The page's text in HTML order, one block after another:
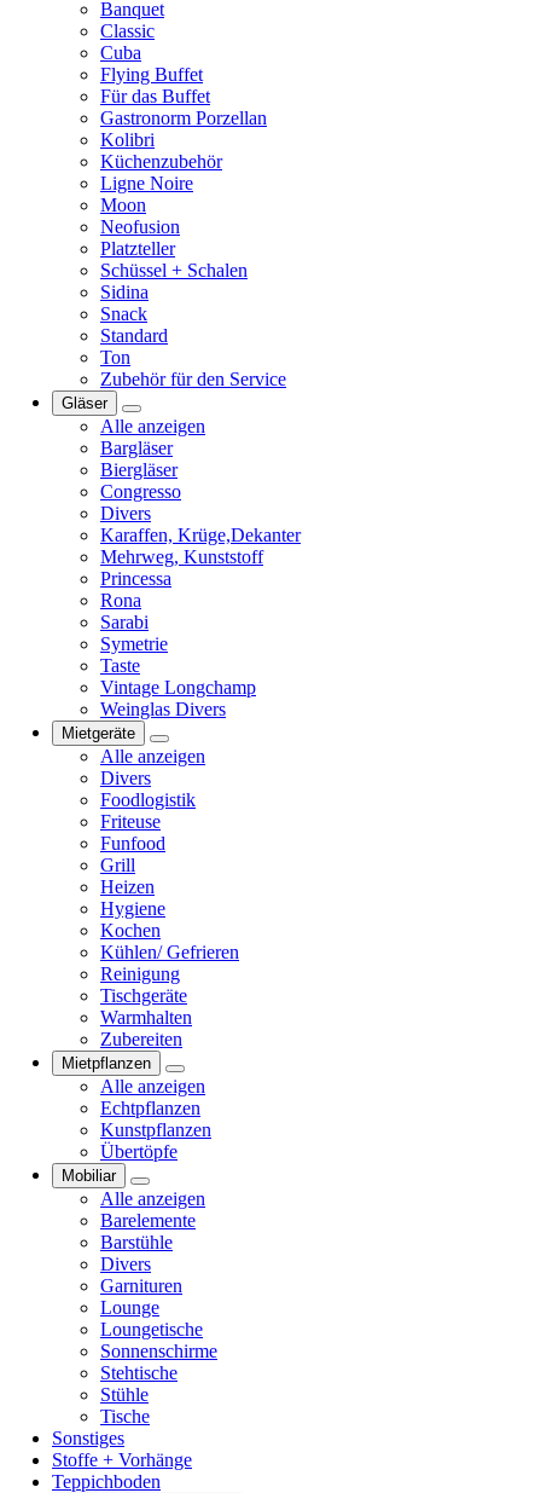
Banquet
Classic
Cuba
Flying Buffet
Für das Buffet
Gastronorm Porzellan
Kolibri
Küchenzubehör
Ligne Noire
Moon
Neofusion
Platzteller
Schüssel + Schalen
Sidina
Snack
Standard
Ton
Zubehör für den Service
Gläser
Alle anzeigen
Bargläser
Biergläser
Congresso
Divers
Karaffen, Krüge,Dekanter
Mehrweg, Kunststoff
Princessa
Rona
Sarabi
Symetrie
Taste
Vintage Longchamp
Weinglas Divers
Mietgeräte
Alle anzeigen
Divers
Foodlogistik
Friteuse
Funfood
Grill
Heizen
Hygiene
Kochen
Kühlen/ Gefrieren
Reinigung
Tischgeräte
Warmhalten
Zubereiten
Mietpflanzen
Alle anzeigen
Echtpflanzen
Kunstpflanzen
Übertöpfe
Mobiliar
Alle anzeigen
Barelemente
Barstühle
Divers
Garnituren
Lounge
Loungetische
Sonnenschirme
Stehtische
Stühle
Tische
Sonstiges
Stoffe + Vorhänge
Teppichboden